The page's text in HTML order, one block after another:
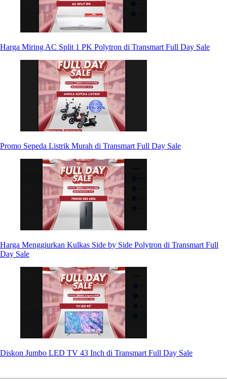
Harga Miring AC Split 1 PK Polytron di Transmart Full Day Sale
Promo Sepeda Listrik Murah di Transmart Full Day Sale
Harga Menggiurkan Kulkas Side by Side Polytron di Transmart Full
Day Sale
Diskon Jumbo LED TV 43 Inch di Transmart Full Day Sale